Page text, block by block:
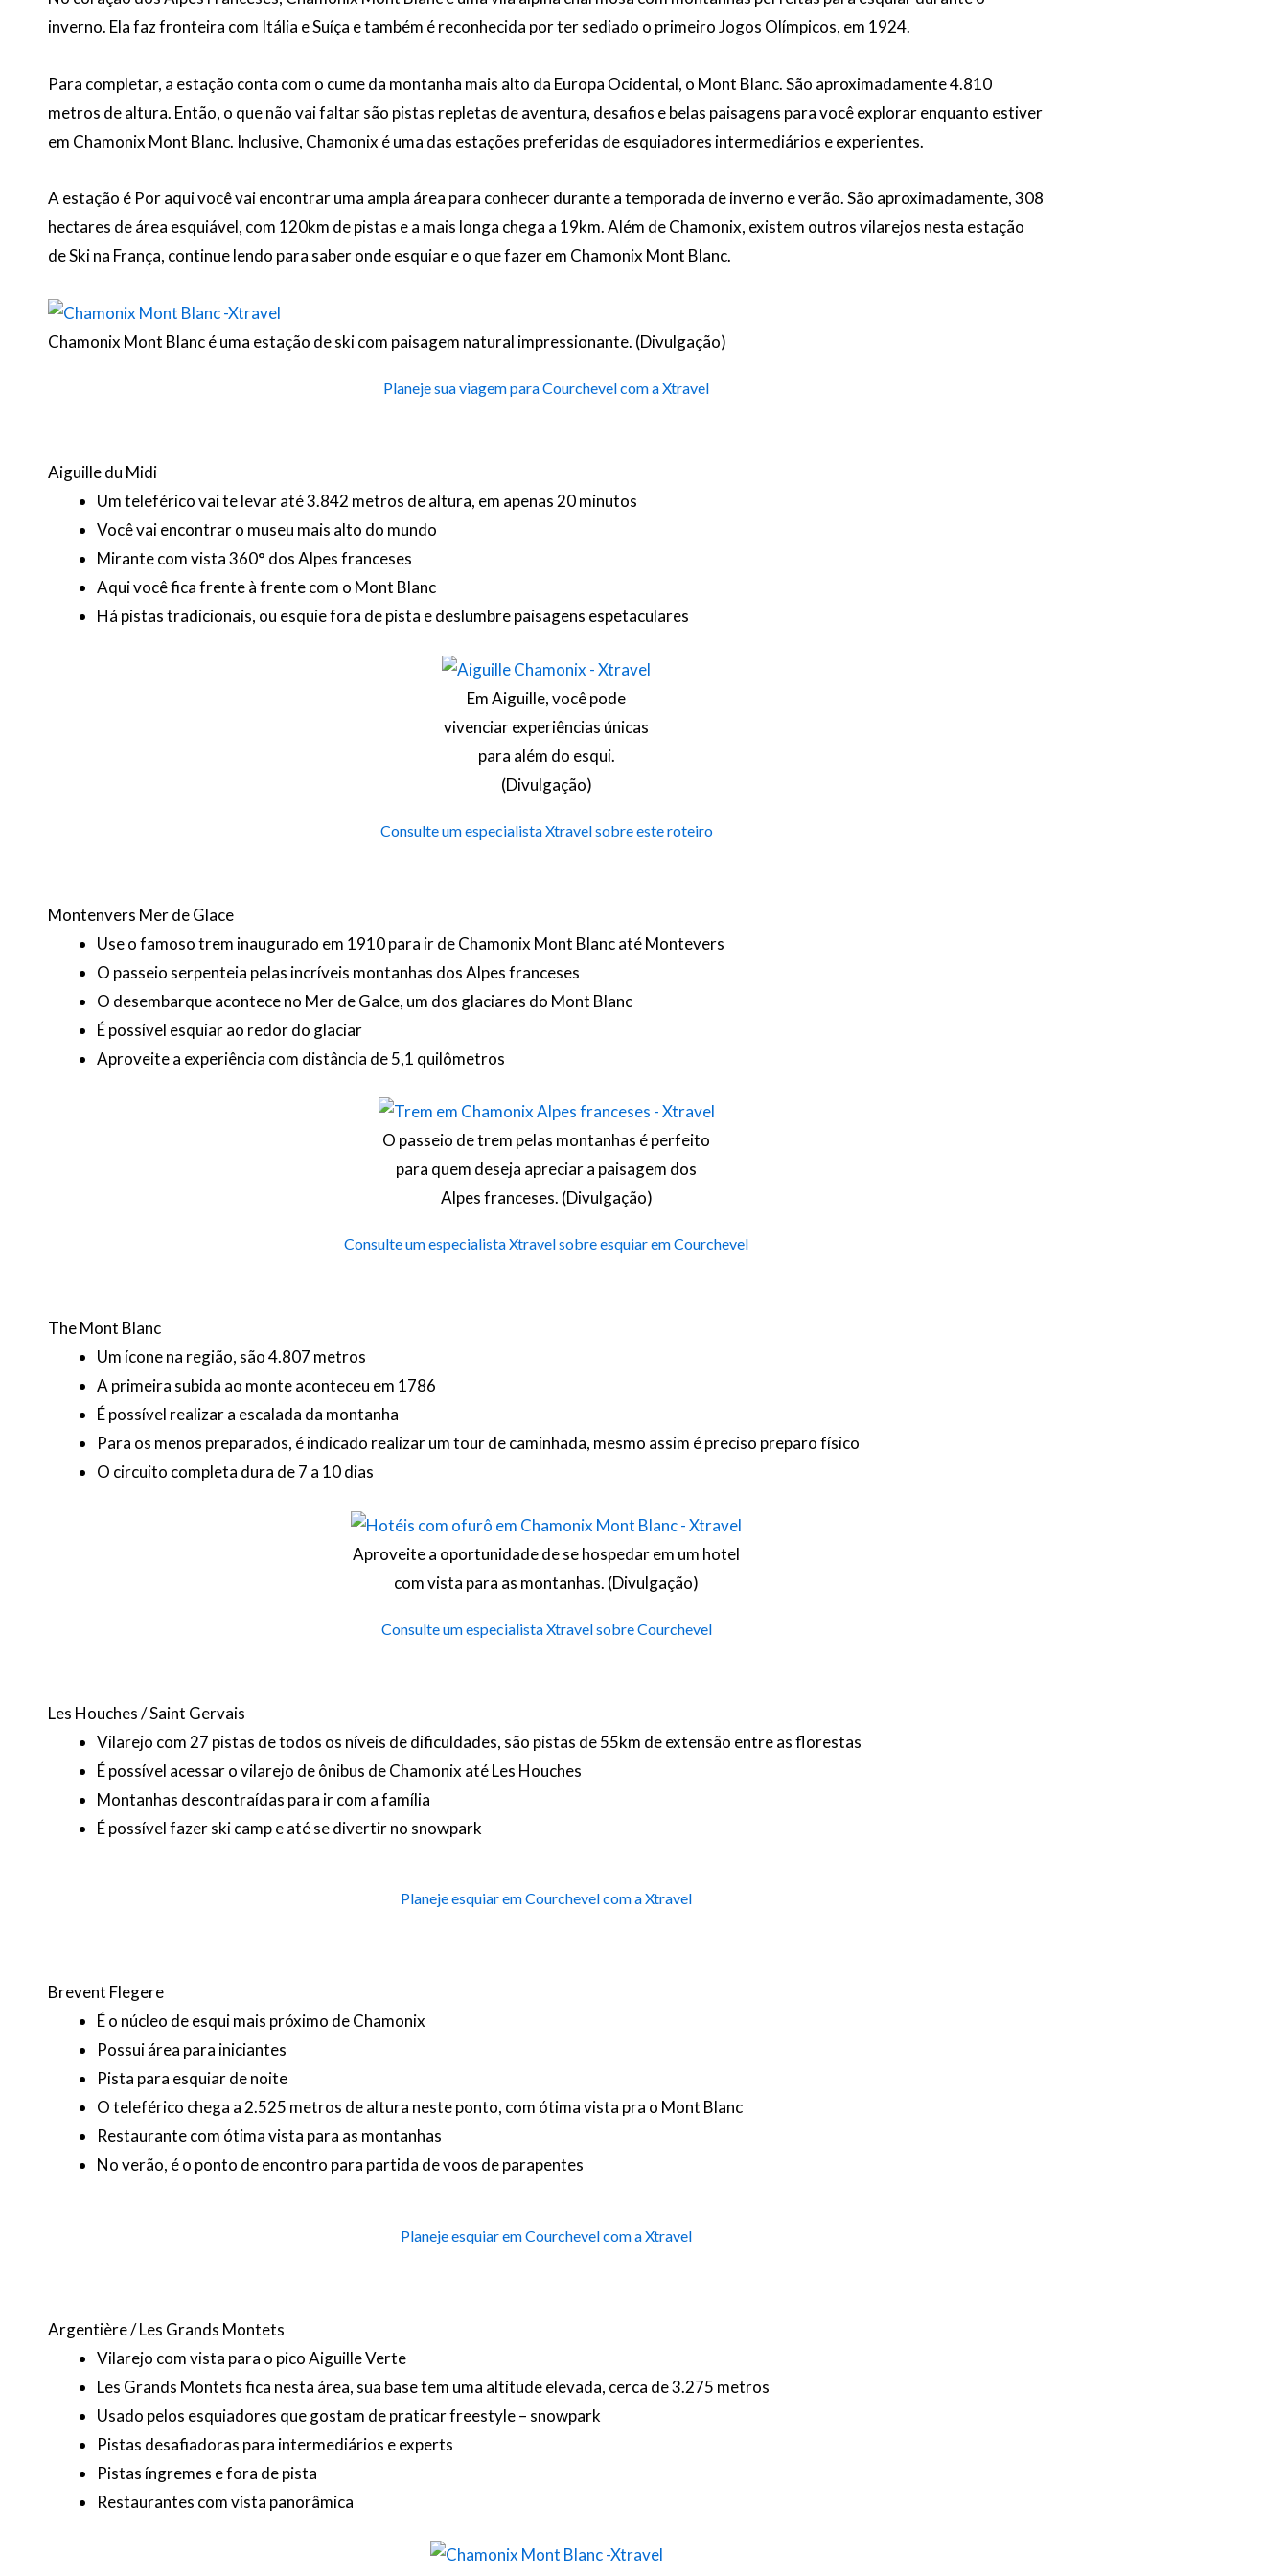
inverno. Ela faz fronteira com Itália e Suíça e também é reconhecida por ter sediado o primeiro Jogos Olímpicos, em 1924.
Para completar, a estação conta com o cume da montanha mais alto da Europa Ocidental, o Mont Blanc. São aproximadamente 4.810
metros de altura. Então, o que não vai faltar são pistas repletas de aventura, desafios e belas paisagens para você explorar enquanto estiver
em Chamonix Mont Blanc. Inclusive, Chamonix é uma das estações preferidas de esquiadores intermediários e experientes.
A estação é Por aqui você vai encontrar uma ampla área para conhecer durante a temporada de inverno e verão. São aproximadamente, 308
hectares de área esquiável, com 120km de pistas e a mais longa chega a 19km. Além de Chamonix, existem outros vilarejos nesta estação
de Ski na França, continue lendo para saber onde esquiar e o que fazer em Chamonix Mont Blanc.
Chamonix Mont Blanc é uma estação de ski com paisagem natural impressionante. (Divulgação)
Planeje sua viagem para Courchevel com a Xtravel
Aiguille du Midi
Um teleférico vai te levar até 3.842 metros de altura, em apenas 20 minutos
Você vai encontrar o museu mais alto do mundo
Mirante com vista 360° dos Alpes franceses
Aqui você fica frente à frente com o Mont Blanc
Há pistas tradicionais, ou esquie fora de pista e deslumbre paisagens espetaculares
Em Aiguille, você pode
vivenciar experiências únicas
para além do esqui.
(Divulgação)
Consulte um especialista Xtravel sobre este roteiro
Montenvers Mer de Glace
Use o famoso trem inaugurado em 1910 para ir de Chamonix Mont Blanc até Montevers
O passeio serpenteia pelas incríveis montanhas dos Alpes franceses
O desembarque acontece no Mer de Galce, um dos glaciares do Mont Blanc
É possível esquiar ao redor do glaciar
Aproveite a experiência com distância de 5,1 quilômetros
O passeio de trem pelas montanhas é perfeito
para quem deseja apreciar a paisagem dos
Alpes franceses. (Divulgação)
Consulte um especialista Xtravel sobre esquiar em Courchevel
The Mont Blanc
Um ícone na região, são 4.807 metros
A primeira subida ao monte aconteceu em 1786
É possível realizar a escalada da montanha
Para os menos preparados, é indicado realizar um tour de caminhada, mesmo assim é preciso preparo físico
O circuito completa dura de 7 a 10 dias
Aproveite a oportunidade de se hospedar em um hotel
com vista para as montanhas. (Divulgação)
Consulte um especialista Xtravel sobre Courchevel
Les Houches / Saint Gervais
Vilarejo com 27 pistas de todos os níveis de dificuldades, são pistas de 55km de extensão entre as florestas
É possível acessar o vilarejo de ônibus de Chamonix até Les Houches
Montanhas descontraídas para ir com a família
É possível fazer ski camp e até se divertir no snowpark
Planeje esquiar em Courchevel com a Xtravel
Brevent Flegere
É o núcleo de esqui mais próximo de Chamonix
Possui área para iniciantes
Pista para esquiar de noite
O teleférico chega a 2.525 metros de altura neste ponto, com ótima vista pra o Mont Blanc
Restaurante com ótima vista para as montanhas
No verão, é o ponto de encontro para partida de voos de parapentes
Planeje esquiar em Courchevel com a Xtravel
Argentière / Les Grands Montets
Vilarejo com vista para o pico Aiguille Verte
Les Grands Montets fica nesta área, sua base tem uma altitude elevada, cerca de 3.275 metros
Usado pelos esquiadores que gostam de praticar freestyle – snowpark
Pistas desafiadoras para intermediários e experts
Pistas íngremes e fora de pista
Restaurantes com vista panorâmica